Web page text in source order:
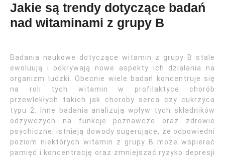
Jakie są trendy dotyczące badań
nad witaminami z grupy B
Badania naukowe dotyczące witamin z grupy B stale
ewoluują i odkrywają nowe aspekty ich działania na
organizm ludzki. Obecnie wiele badań koncentruje się
na roli tych witamin w profilaktyce chorób
przewlekłych takich jak choroby serca czy cukrzyca
typu 2. Inne badania analizują wpływ tych składników
odżywczych na funkcje poznawcze oraz zdrowie
psychiczne; istnieją dowody sugerujące, że odpowiedni
poziom niektórych witamin z grupy B może wspierać
pamięć i koncentrację oraz zmniejszać ryzyko depresji